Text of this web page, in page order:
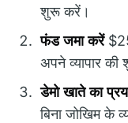
शुरू करें।
फंड जमा करें
अपने व्यापार
डेमो खाते का
बिना जोखिम के